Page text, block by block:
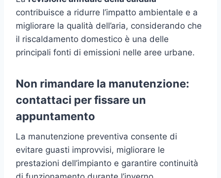
contribuisce a ridurre l’impatto ambientale e a
migliorare la qualità dell’aria, considerando che
il riscaldamento domestico è una delle
principali fonti di emissioni nelle aree urbane.
Non rimandare la manutenzione:
contattaci per fissare un
appuntamento
La manutenzione preventiva consente di
evitare guasti improvvisi, migliorare le
prestazioni dell’impianto e garantire continuità